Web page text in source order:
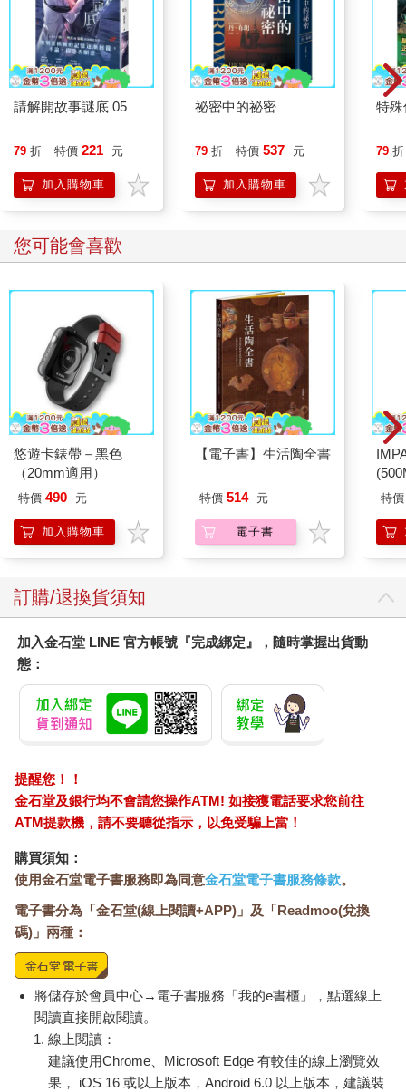
請解開故事謎底 05
79 折 特價 221 元
加入購物車
祕密中的祕密
79 折 特價 537 元
加入購物車
特
79 折
您可能會喜歡
悠遊卡錶帶－黑色
（20mm適用）
特價 490 元
加入購物車
【電子書】生活陶全書
特價 514 元
電子書
特價
訂購/退換貨須知
加入金石堂 LINE 官方帳號『完成綁定』，隨時掌握出貨動
態：
提醒您！！
金石堂及銀行均不會請您操作ATM! 如接獲電話要求您前往
ATM提款機，請不要聽從指示，以免受騙上當！
購買須知：
使用金石堂電子書服務即為同意金石堂電子書服務條款。
電子書分為「金石堂(線上閱讀+APP)」及「Readmoo(兌換
碼)」兩種：
將儲存於會員中心→電子書服務「我的e書櫃」，點選線上
閱讀直接開啟閱讀。
線上閱讀：
建議使用Chrome、Microsoft Edge 有較佳的線上瀏覽效
果， iOS 16 或以上版本，Android 6.0 以上版本，建議裝